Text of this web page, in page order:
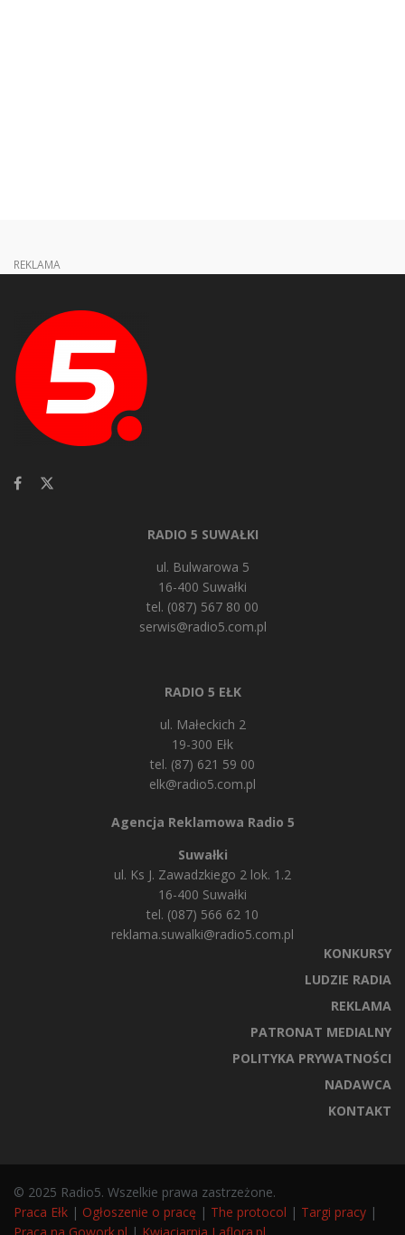
REKLAMA
RADIO 5 SUWAŁKI
ul. Bulwarowa 5
16-400 Suwałki
tel. (087) 567 80 00
serwis@radio5.com.pl
RADIO 5 EŁK
ul. Małeckich 2
19-300 Ełk
tel. (87) 621 59 00
elk@radio5.com.pl
Agencja Reklamowa Radio 5
Suwałki
ul. Ks J. Zawadzkiego 2 lok. 1.2
16-400 Suwałki
tel. (087) 566 62 10
reklama.suwalki@radio5.com.pl
KONKURSY
LUDZIE RADIA
REKLAMA
PATRONAT MEDIALNY
POLITYKA PRYWATNOŚCI
NADAWCA
KONTAKT
© 2025 Radio5. Wszelkie prawa zastrzeżone.
Praca Ełk | Ogłoszenie o pracę | The protocol | Targi pracy |